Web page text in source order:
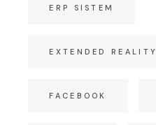
ERP SISTEM
EXTENDED REALITY
FACEBOOK